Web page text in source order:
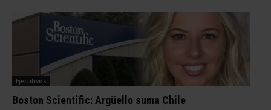
Ejecutivos
Boston Scientific: Argüello suma Chile